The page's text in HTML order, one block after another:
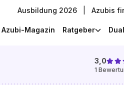
Ausbildung 2026 Azubis
Azubi-Magazin Ratgeber
3,0
1